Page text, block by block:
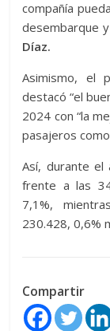
compañía
desembarque
Díaz.
Asimismo, el
destacó “el
2024 con “la
pasajeros
Así, durante el
frente a las
7,1%,
230.428, 0,6%
Compartir